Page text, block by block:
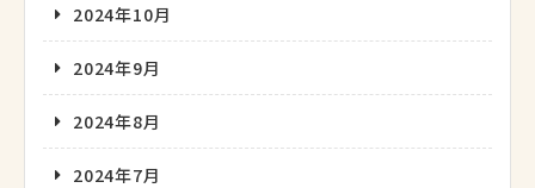
2024年10月
2024年9月
2024年8月
2024年7月